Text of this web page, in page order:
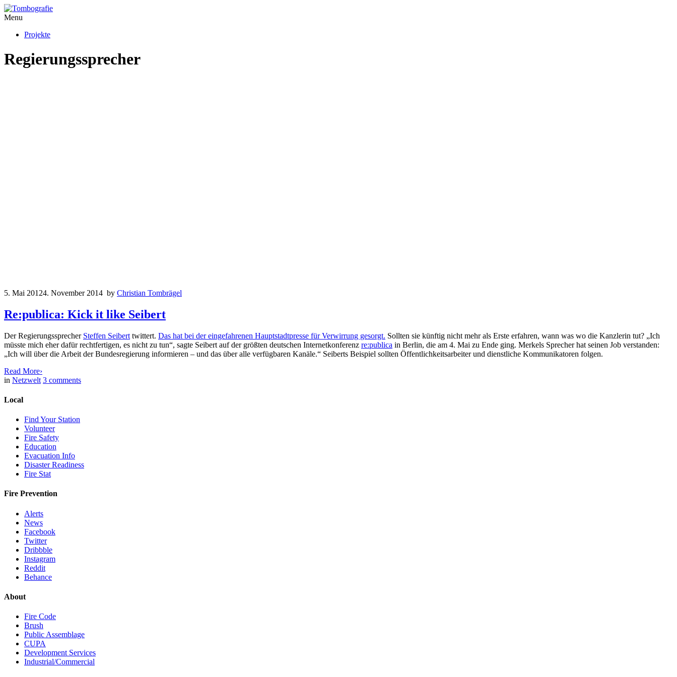
Menu
Projekte
Regierungssprecher
5. Mai 20124. November 2014 by Christian Tombrägel
Re:publica: Kick it like Seibert
Der Regierungssprecher Steffen Seibert twittert. Das hat bei der eingefahrenen Hauptstadtpresse für Verwirrung gesorgt. Sollten sie künftig nicht mehr als Erste erfahren, wann was wo die Kanzlerin tut? „Ich
müsste mich eher dafür rechtfertigen, es nicht zu tun“, sagte Seibert auf der größten deutschen Internetkonferenz re:publica in Berlin, die am 4. Mai zu Ende ging. Merkels Sprecher hat seinen Job verstanden:
„Ich will über die Arbeit der Bundesregierung informieren – und das über alle verfügbaren Kanäle.“ Seiberts Beispiel sollten Öffentlichkeitsarbeiter und dienstliche Kommunikatoren folgen.
Read More›
in Netzwelt 3 comments
Local
Find Your Station
Volunteer
Fire Safety
Education
Evacuation Info
Disaster Readiness
Fire Stat
Fire Prevention
Alerts
News
Facebook
Twitter
Dribbble
Instagram
Reddit
Behance
About
Fire Code
Brush
Public Assemblage
CUPA
Development Services
Industrial/Commercial